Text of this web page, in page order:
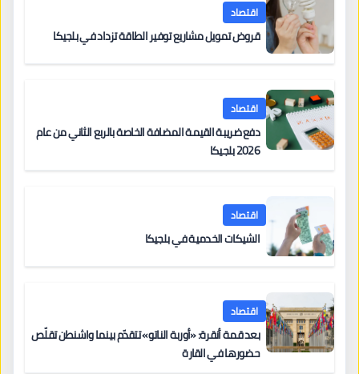
اقتصاد
قروض تمويل مشاريع توفير الطاقة تزداد في بلجيكا
اقتصاد
دفع ضريبة القيمة المضافة الخاصة بالربع الثاني من عام
2026 بلجيكا
اقتصاد
الشيكات الخدمية في بلجيكا
اقتصاد
بعد قمة أنقرة: «أوربة الناتو» تتقدّم بينما واشنطن تقلّص
حضورها في القارة